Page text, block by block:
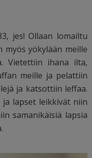
jes! Ollaan lomailtu
myös yökylään meille
Vietettiin ihana ilta,
meille ja pelattiin
ja katsottiin leffaa.
ja lapset leikkivät niin
samanikäisiä lapsia